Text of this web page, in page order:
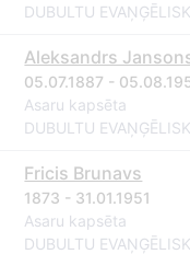
DUBULTU
Aleksandrs
05.07.1887 -
Asaru kapsēta
DUBULTU
Fricis Brunavs
1873 - 31.01.1951
Asaru kapsēta
DUBULTU